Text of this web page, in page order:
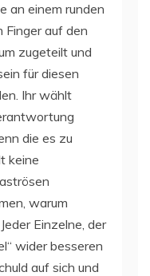
an einem runden
Finger auf den
zugeteilt und
für diesen
Ihr wählt
die es zu
keine
warum
Einzelne, der
wider besseren
auf sich und